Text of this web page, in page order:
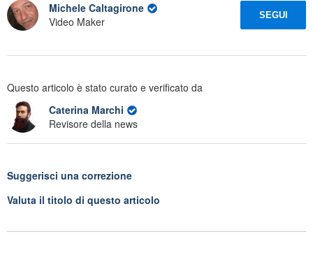
Michele Caltagirone
Video Maker
SEGUI
Questo articolo è stato curato e verificato da
Caterina Marchi
Revisore della news
Suggerisci una correzione
Valuta il titolo di questo articolo